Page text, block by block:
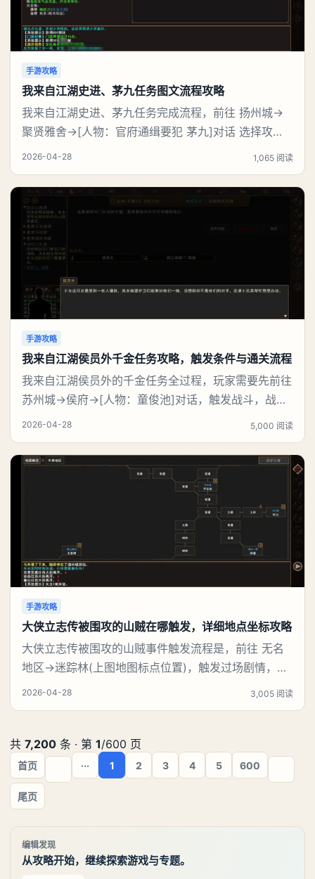
手游攻略
我来自江湖史进、茅九任务图文流程攻略
我来自江湖史进、茅九任务完成流程，前往 扬州城→
聚贤雅舍→[人物：官府通缉要犯 茅九]对话 选择攻
击，触发战斗，完成任务【史进、茅九】后可获得：
捕首领 史进]好感度提升至25%、(4)[云龙棍法※书籍/
武学书籍]×1。《我来自江湖》史进、茅九任务图文流
程：【史进、茅九】任务
2026-04-28 1,065 阅读
手游攻略
我来自江湖侯员外千金任务攻略，触发条件与通关流程
我来自江湖侯员外的千金任务全过程，玩家需要先前往
苏州城→侯府→[人物：童俊池]对话，触发战斗，战斗
胜利后，回到 苏州城→侯府→侯府正厅→[人物：侯员
续往下攻略。《我来自江湖》侯员外的千金任务攻略：
一、【侯员外的千金】任务领取地点：苏州城→侯府→
侯府正厅→[人物：侯员外]对话。侯员外的请求二
2026-04-28 5,000 阅读
手游攻略
大侠立志传被围攻的山贼在哪触发，详细地点坐标攻略
大侠立志传被围攻的山贼事件触发流程是，前往 无名
地区→迷踪林(上图地图标点位置)，触发过场剧情，选
择：“不能见死不救……”，触发战斗(需要打4只野猪)，
侠立志传》被围攻的山贼事件触发地点：【被围攻的山
贼】事件触发地点：无名地区-迷踪林(地图所示
2026-04-28 3,005 阅读
共 7,200 条 · 第 1/600 页
首页 ··· 1 2 3 4 5 600
尾页
编辑发现
从攻略开始，继续探索游戏与专题。